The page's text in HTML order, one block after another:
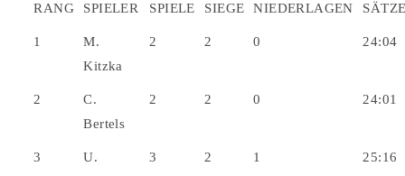
RANG SPIELER SPIELE SIEGE NIEDERLAGEN
1
M.
Kitzka
2 2 0 24:04
2
C.
Bertels
2 2 0 24:01
3
U.
3 2 1 25:16